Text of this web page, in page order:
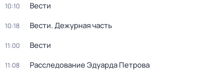
10:10 Вести
10:18 Вести. Дежурная часть
11:00 Вести
11:08 Расследование Эдуарда Петрова